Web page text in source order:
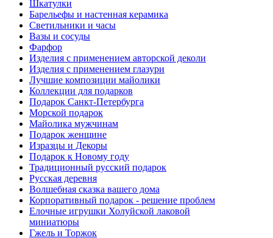
Шкатулки
Барельефы и настенная керамика
Светильники и часы
Вазы и сосуды
Фарфор
Изделия с применением авторской деколи
Изделия с применением глазури
Лучшие композиции майолики
Коллекции для подарков
Подарок Санкт-Петербурга
Морской подарок
Майолика мужчинам
Подарок женщине
Изразцы и Декоры
Подарок к Новому году
Традиционный русский подарок
Русская деревня
Волшебная сказка вашего дома
Корпоративный подарок - решение проблем
Елочные игрушки Холуйской лаковой
миниатюры
Гжель и Торжок